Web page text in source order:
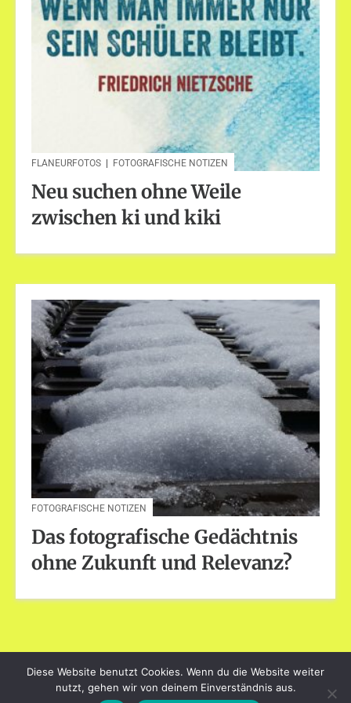
FLANEURFOTOS FOTOGRAFISCHE NOTIZEN
Neu suchen ohne Weile
zwischen ki und kiki
FOTOGRAFISCHE NOTIZEN
Das fotografische Gedächtnis
ohne Zukunft und Relevanz?
dayart.de
Stolz präsentiert von WordPress|Theme: Loose von
Diese Website benutzt Cookies. Wenn du die Website weiter
nutzt, gehen wir von deinem Einverständnis aus.